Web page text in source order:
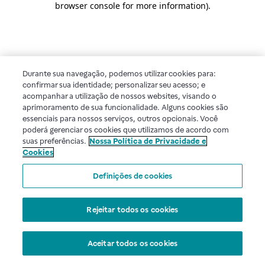
browser console for more information).
Durante sua navegação, podemos utilizar cookies para:
confirmar sua identidade; personalizar seu acesso; e
acompanhar a utilização de nossos websites, visando o
aprimoramento de sua funcionalidade. Alguns cookies são
essenciais para nossos serviços, outros opcionais. Você
poderá gerenciar os cookies que utilizamos de acordo com
suas preferências. Nossa Política de Privacidade e
Cookies
Definições de cookies
Rejeitar todos os cookies
Aceitar todos os cookies